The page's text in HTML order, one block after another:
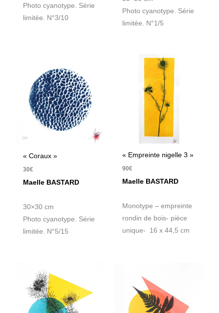
Photo cyanotype. Série
limitée. N°3/10
Photo cyanotype. Série
limitée. N°1/5
« Coraux »
30€
Maelle BASTARD
30×30 cm
Photo cyanotype. Série
limitée. N°5/15
« Empreinte nigelle 3 »
90€
Maelle BASTARD
Monotype – empreinte
rondin de bois- pièce
unique- 16 x 44,5 cm